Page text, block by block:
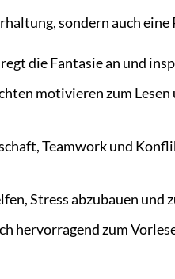
sondern auch eine
die Fantasie an und
motivieren zum Lesen
Teamwork und
Stress abzubauen und
hervorragend zum